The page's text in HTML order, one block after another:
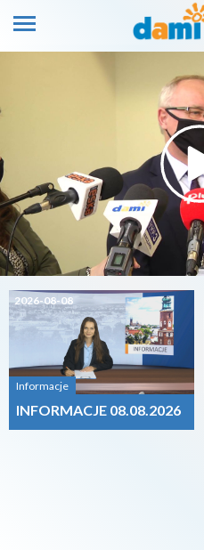
2026-08-08
Informacje
INFORMACJE 08.08.2026